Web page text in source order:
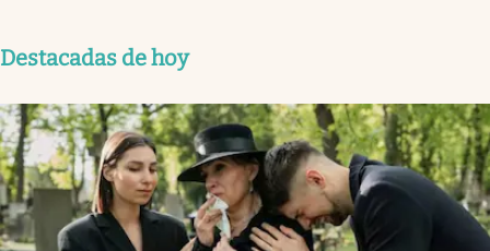
Destacadas de hoy